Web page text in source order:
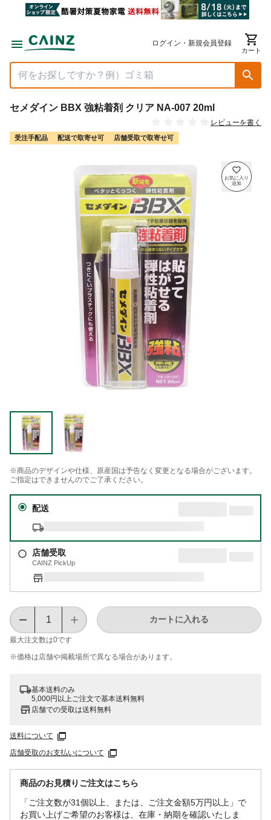
ログイン・新規会員登録
カート
セメダイン BBX 強粘着剤 クリア NA-007 20ml
レビューを書く
受注手配品 配送で取寄せ可 店舗受取で取寄せ可
※商品のデザインや仕様、原産国は予告なく変更となる場合がございます。
ご指定はできませんのでご了承ください。
配送
店舗受取
CAINZ PickUp
最大注文数は0です
カートに入れる
※価格は​店舗や​掲載場所で​異なる​場合が​あります。
基本送料のみ
5,000円以上ご注文で基本送料無料
店舗での受取は送料無料
送料について
店舗受取のお支払いについて
商品のお見積りご注文はこちら
「ご注文数が31個以上、または、ご注文金額5万円以上」で
お買い上げご希望のお客様は、在庫・納期を確認いたしま